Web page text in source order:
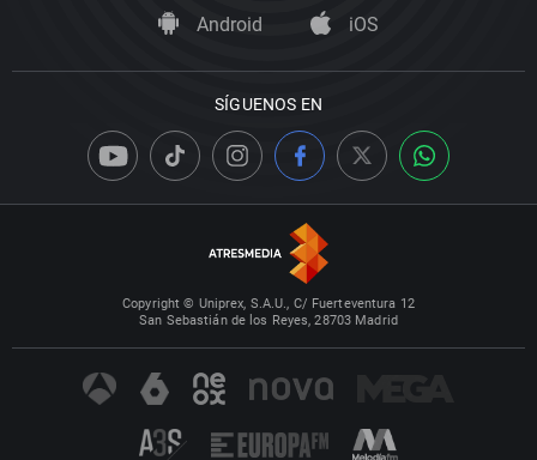
Android iOS
SÍGUENOS EN
Copyright © Uniprex, S.A.U., C/ Fuerteventura 12
San Sebastián de los Reyes, 28703 Madrid